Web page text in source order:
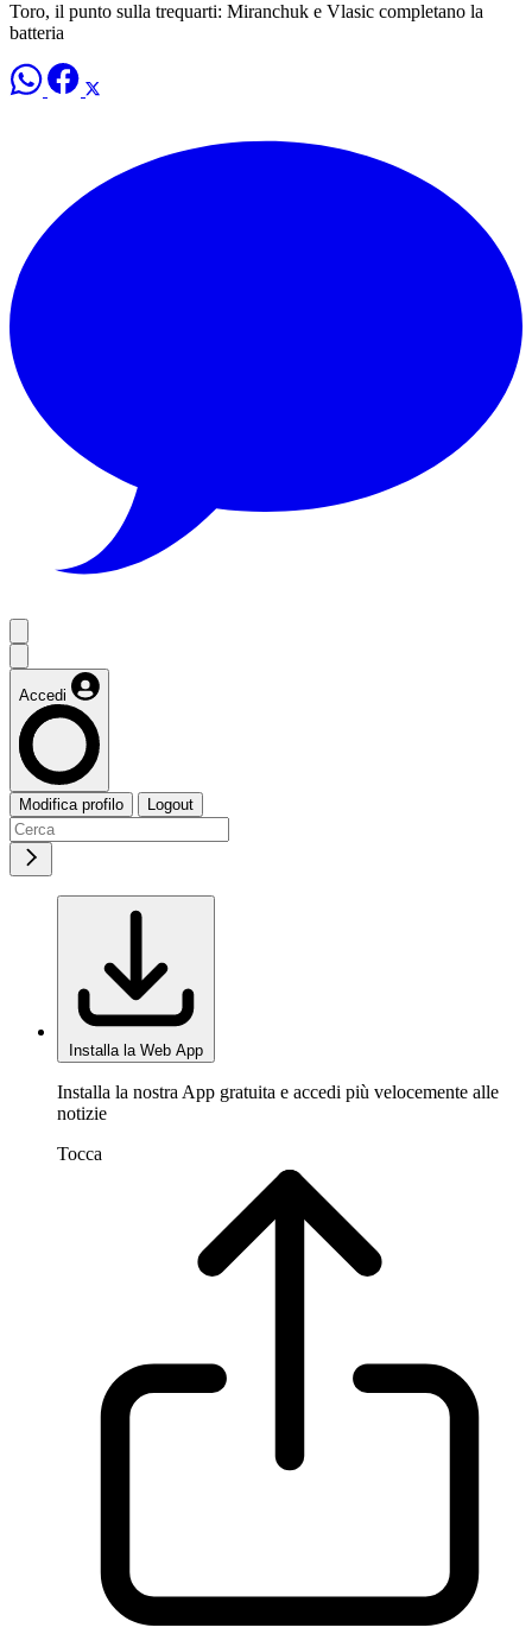
Toro, il punto sulla trequarti: Miranchuk e Vlasic completano la
batteria
Accedi
Modifica profilo Logout
Installa la Web App
Installa la nostra App gratuita e accedi più velocemente alle
notizie
Tocca